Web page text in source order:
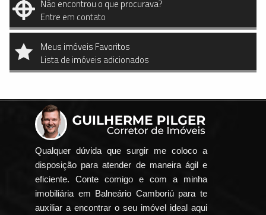
Não encontrou o que procurava?
Entre em contato
Meus imóveis Favoritos
Lista de imóveis adicionados
Qualquer dúvida que surgir me coloco a
disposição para atender de maneira ágil e
eficiente. Conte comigo e com a minha
imobiliária em Balneário Camboriú para te
auxiliar a encontrar o seu imóvel ideal aqui